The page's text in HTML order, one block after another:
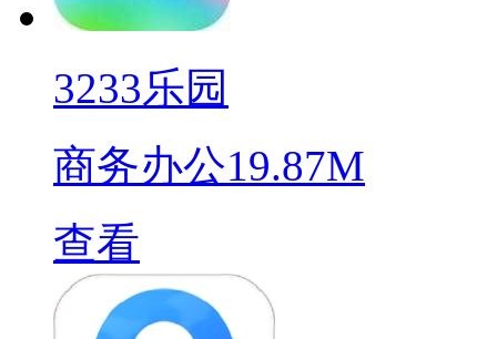
3233乐园
商务办公19.87M
查看